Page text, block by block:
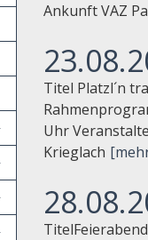
Ankunft VAZ
Titel Platzl´n
Uhr
Krieglach